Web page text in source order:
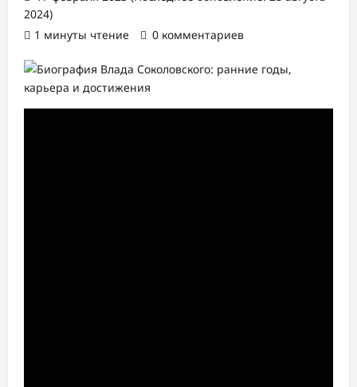
2024)
1 минуты чтение
0 комментариев